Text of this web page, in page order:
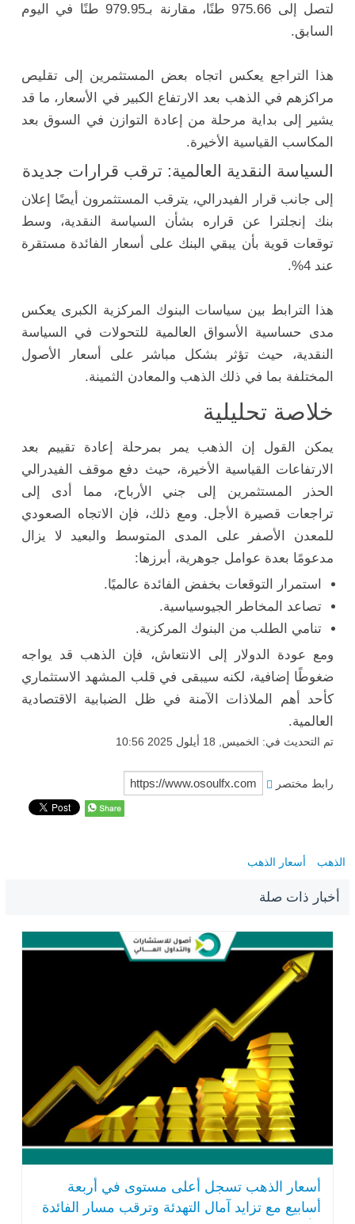
لتصل إلى 975.66 طنًا، مقارنة بـ979.95 طنًا في اليوم
السابق.
هذا التراجع يعكس اتجاه بعض المستثمرين إلى تقليص
مراكزهم في الذهب بعد الارتفاع الكبير في الأسعار، ما قد
يشير إلى بداية مرحلة من إعادة التوازن في السوق بعد
المكاسب القياسية الأخيرة.
السياسة النقدية العالمية: ترقب قرارات جديدة
إلى جانب قرار الفيدرالي، يترقب المستثمرون أيضًا إعلان
بنك إنجلترا عن قراره بشأن السياسة النقدية، وسط
توقعات قوية بأن يبقي البنك على أسعار الفائدة مستقرة
عند 4%.
هذا الترابط بين سياسات البنوك المركزية الكبرى يعكس
مدى حساسية الأسواق العالمية للتحولات في السياسة
النقدية، حيث تؤثر بشكل مباشر على أسعار الأصول
المختلفة بما في ذلك الذهب والمعادن الثمينة.
خلاصة تحليلية
يمكن القول إن الذهب يمر بمرحلة إعادة تقييم بعد
الارتفاعات القياسية الأخيرة، حيث دفع موقف الفيدرالي
الحذر المستثمرين إلى جني الأرباح، مما أدى إلى
تراجعات قصيرة الأجل. ومع ذلك، فإن الاتجاه الصعودي
للمعدن الأصفر على المدى المتوسط والبعيد لا يزال
مدعومًا بعدة عوامل جوهرية، أبرزها:
استمرار التوقعات بخفض الفائدة عالميًا.
تصاعد المخاطر الجيوسياسية.
تنامي الطلب من البنوك المركزية.
ومع عودة الدولار إلى الانتعاش، فإن الذهب قد يواجه
ضغوطًا إضافية، لكنه سيبقى في قلب المشهد الاستثماري
كأحد أهم الملاذات الآمنة في ظل الضبابية الاقتصادية
العالمية.
تم التحديث في: الخميس, 18 أيلول 2025 10:56
رابط مختصر
الذهب أسعار الذهب
أخبار ذات صلة
أسعار الذهب تسجل أعلى مستوى في أربعة
أسابيع مع تزايد آمال التهدئة وترقب مسار الفائدة